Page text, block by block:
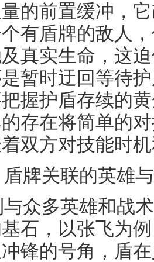
的前置缓冲，
有盾牌的敌人
真实生命，这
暂时迂回等待
握护盾存续的
存在将简单的
双方对技能时
牌关联的英雄
与众多英雄和战
石，以张飞为
锋的号角，盾